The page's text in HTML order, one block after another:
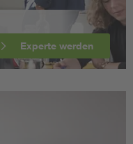
Experte werden